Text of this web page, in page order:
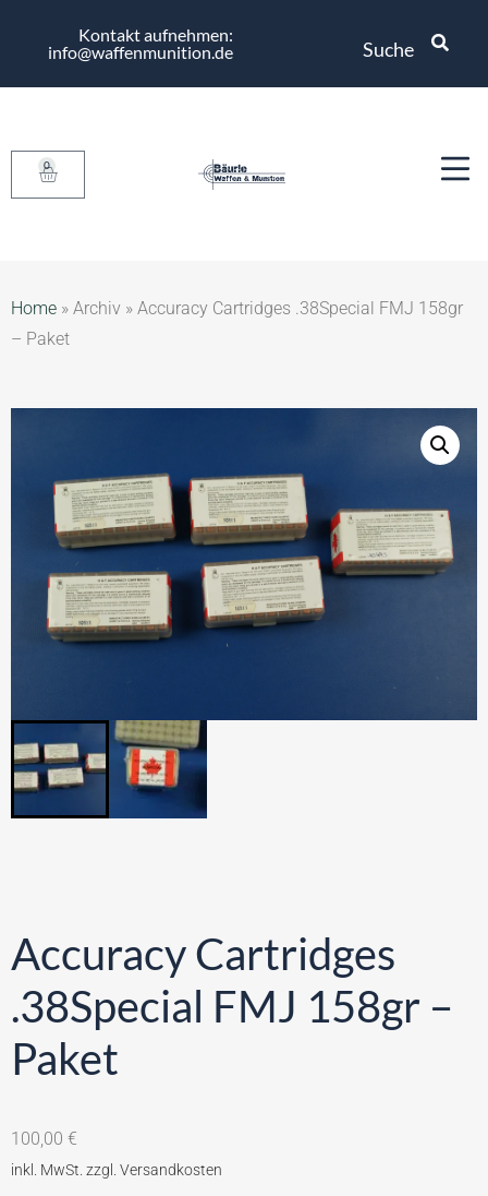
Kontakt aufnehmen:
info@waffenmunition.de
Suche
0
Home » Archiv » Accuracy Cartridges .38Special FMJ 158gr
– Paket
Accuracy Cartridges
.38Special FMJ 158gr –
Paket
100,00 €